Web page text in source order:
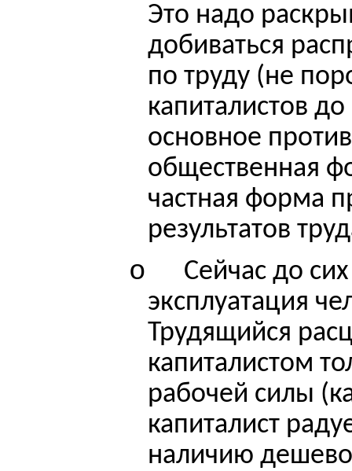
Это надо
добиваться
по труду (не
капиталистов
основное
общественная
частная форма
результатов
o
Сейчас до
эксплуатация
Трудящийся
капиталистом
рабочей силы
капиталист
наличию